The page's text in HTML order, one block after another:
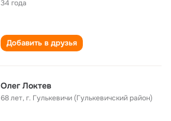
34 года
Добавить в друзья
Олег Локтев
68 лет,г. Гулькевичи (Гулькевичский район)